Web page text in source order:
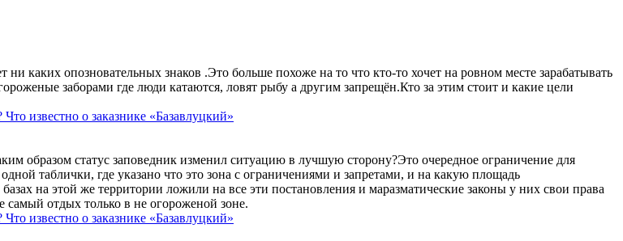
каких опозновательных знаков .Это больше похоже на то что кто-то хочет на ровном месте зарабатывать
заборами где люди катаются, ловят рыбу а другим запрещён.Кто за этим стоит и какие цели
известно о заказнике «Базавлуцкий»
образом статус заповедник изменил ситуацию в лучшую сторону?Это очередное ограничение для
таблички, где указано что это зона с ограничениями и запретами, и на какую площадь
на этой же территории ложили на все эти постановления и маразматические законы у них свои права
самый отдых только в не огороженой зоне.
известно о заказнике «Базавлуцкий»